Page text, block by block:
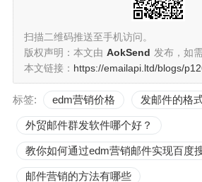
扫描二维码推送至手机访问。
版权声明：本文由 AokSend 发布，如
本文链接： https://emailapi.ltd/blogs/
标签: edm营销价格 发邮件的格
外贸邮件群发软件哪个好？
教你如何通过edm营销邮件实现百度
邮件营销的方法有哪些